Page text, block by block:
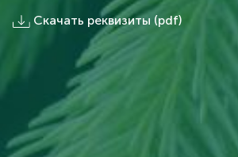
Скачать реквизиты (pdf)